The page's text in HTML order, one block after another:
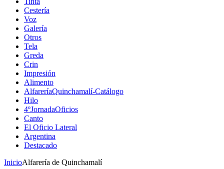
Cestería
Voz
Galería
Otros
Tela
Greda
Crin
Impresión
Alimento
AlfareríaQuinchamalí-Catálogo
Hilo
4ºJornadaOficios
Canto
El Oficio Lateral
Argentina
Destacado
InicioAlfarería de Quinchamalí